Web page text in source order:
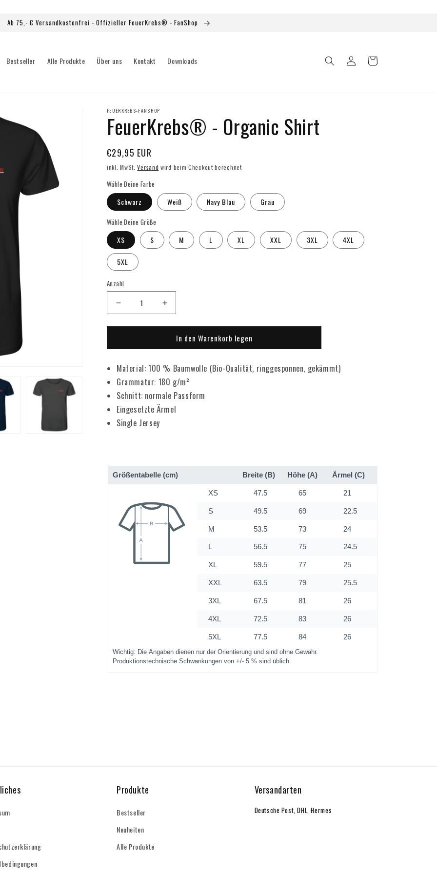
Ab 75,- € Versandkostenfrei - Offizieller FeuerKrebs® - FanShop
Bestseller Alle Produkte Über uns Kontakt Downloads Einloggen Warenkorb
FEUERKREBS-FANSHOP
FeuerKrebs® - Organic Shirt
Normaler
Preis
€29,95 EUR
inkl. MwSt.Versand wird beim Checkout berechnet
Wähle Deine Farbe
Schwarz Weiß Navy Blau Grau
Wähle Deine Größe
XS S M L XL XXL 3XL 4XL
5XL
Anzahl
Verringere
für
-
Organic
Shirt
Erhöhe
Menge
für
-
Organic
Shirt
In den Warenkorb legen
Material: 100 % Baumwolle (Bio-Qualität, ringgesponnen, gekämmt)
Grammatur: 180 g/m²
Schnitt: normale Passform
Eingesetzte Ärmel
Single Jersey
Produkte
Bestseller
Neuheiten
Alle Produkte
Versandarten
Deutsche Post, DHL, Hermes